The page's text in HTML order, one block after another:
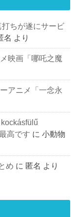
打ちが遂にサービ
名 より
映画「哪吒之魔
アニメ「一念永
高です に小動物
め に 匿名 より